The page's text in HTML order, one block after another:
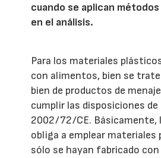
cuando se aplican
en el análisis.
Para los materiales
con alimentos, bien se trate
bien de productos de
cumplir las disposiciones
2002/72/CE. Básicamente,
obliga a emplear materiales
sólo se hayan fabricado